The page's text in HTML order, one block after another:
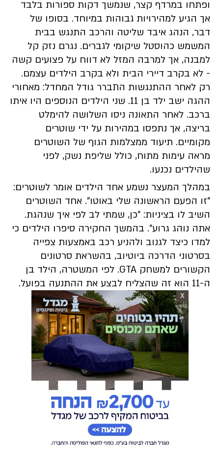
ופתחו במרדף קצר, שנמשך דקות ספורות בלבד
אך הגיע למהירויות גבוהות במיוחד. בסופו של
דבר, הנהג איבד שליטה והרכב התנגש בבית
המשמש כהוסטל שיקומי לגברים. נגרם נזק קל
למבנה, אך למרבה המזל לא דווח על פצועים קשה
- לא בקרב דיירי הבית ולא בקרב הילדים עצמם.
רק לאחר ההתנגשות התברר גודל המחדל: מאחורי
ההגה ישב ילד בן 11. שני הילדים הנוספים היו איתו
ברכב. לאחר התאונה ניסו השלושה להימלט
בריצה, אך נתפסו במהירות על ידי שוטרים
מקומיים. תיעוד ממצלמות הגוף של השוטרים
מראה עימות מתוח, כולל שליפת נשק, לפני
שהילדים נכנעו.
במהלך המעצר נשמע אחד הילדים אומר לשוטרים:
"זו הפעם הראשונה שלי באוטו". אחד השוטרים
השיב לו בציניות: "כן, שמתי לב לפי איך שנהגת.
אתה נוהג גרוע". בהמשך החקירה סיפרו הילדים כי
למדו כיצד לגנוב ולהניע רכב באמצעות צפייה
בסרטוני הדרכה ביוטיוב, בהשראת סרטונים
הקשורים למשחק GTA. לפי המשטרה, הילד בן
ה-11 הוא זה שהצליח לבצע את ההתנעה בפועל.
X